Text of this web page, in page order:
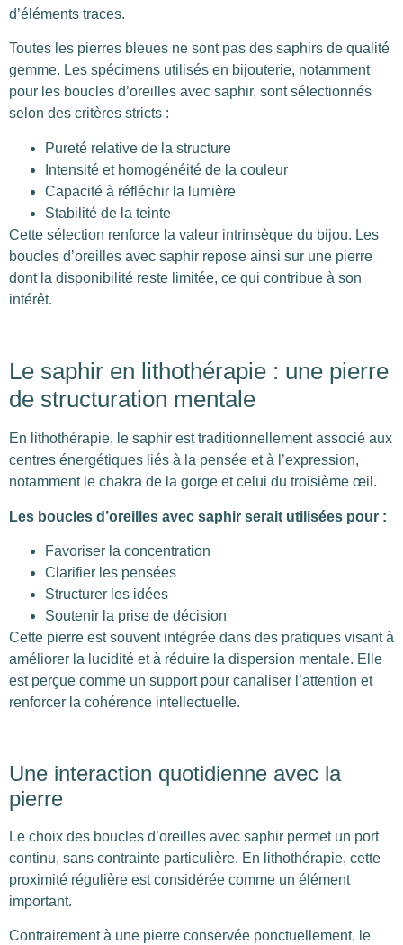
d’éléments traces.
Toutes les pierres bleues ne sont pas des saphirs de qualité
gemme. Les spécimens utilisés en bijouterie, notamment
pour les boucles d’oreilles avec saphir, sont sélectionnés
selon des critères stricts :
Pureté relative de la structure
Intensité et homogénéité de la couleur
Capacité à réfléchir la lumière
Stabilité de la teinte
Cette sélection renforce la valeur intrinsèque du bijou. Les
boucles d’oreilles avec saphir repose ainsi sur une pierre
dont la disponibilité reste limitée, ce qui contribue à son
intérêt.
Le saphir en lithothérapie : une pierre
de structuration mentale
En lithothérapie, le saphir est traditionnellement associé aux
centres énergétiques liés à la pensée et à l’expression,
notamment le chakra de la gorge et celui du troisième œil.
Les boucles d’oreilles avec saphir serait utilisées pour :
Favoriser la concentration
Clarifier les pensées
Structurer les idées
Soutenir la prise de décision
Cette pierre est souvent intégrée dans des pratiques visant à
améliorer la lucidité et à réduire la dispersion mentale. Elle
est perçue comme un support pour canaliser l’attention et
renforcer la cohérence intellectuelle.
Une interaction quotidienne avec la
pierre
Le choix des boucles d’oreilles avec saphir permet un port
continu, sans contrainte particulière. En lithothérapie, cette
proximité régulière est considérée comme un élément
important.
Contrairement à une pierre conservée ponctuellement, le